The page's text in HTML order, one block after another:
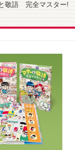
敬語 完全マスター!